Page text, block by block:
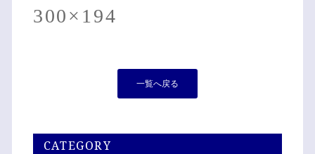
300×194
一覧へ戻る
CATEGORY